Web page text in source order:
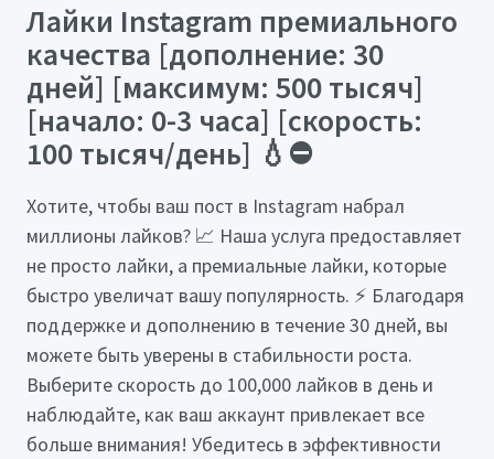
Лайки Instagram премиального
качества [дополнение: 30
дней] [максимум: 500 тысяч]
[начало: 0-3 часа] [скорость:
100 тысяч/день] 💧⛔️
Хотите, чтобы ваш пост в Instagram набрал
миллионы лайков? 📈 Наша услуга предоставляет
не просто лайки, а премиальные лайки, которые
быстро увеличат вашу популярность. ⚡️ Благодаря
поддержке и дополнению в течение 30 дней, вы
можете быть уверены в стабильности роста.
Выберите скорость до 100,000 лайков в день и
наблюдайте, как ваш аккаунт привлекает все
больше внимания! Убедитесь в эффективности